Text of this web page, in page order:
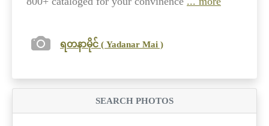
ရတနာမိုင် ( Yadanar Mai )
SEARCH PHOTOS